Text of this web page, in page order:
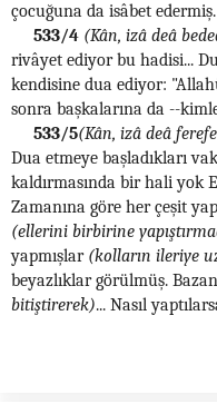
çocuğuna da isâbet
533/4 (Kân, izâ deâ
rivâyet ediyor bu hadisi...
kendisine dua ediyor:
sonra başkalarına da --
533/5(Kân, izâ deâ
Dua etmeye başladıkları
kaldırmasında bir hali yok
Zamanına göre her çeşit
(ellerini birbirine
yapmışlar (kolların ileriye
beyazlıklar görülmüş.
bitiştirerek)... Nasıl